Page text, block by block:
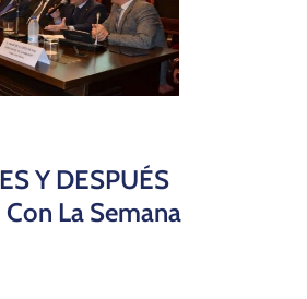
Y DESPUÉS
La Semana